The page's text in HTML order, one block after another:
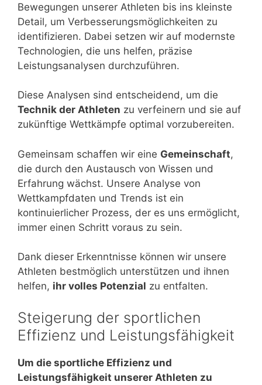
Bewegungen unserer Athleten bis ins kleinste
Detail, um Verbesserungsmöglichkeiten zu
identifizieren. Dabei setzen wir auf modernste
Technologien, die uns helfen, präzise
Leistungsanalysen durchzuführen.
Diese Analysen sind entscheidend, um die
Technik der Athleten zu verfeinern und sie auf
zukünftige Wettkämpfe optimal vorzubereiten.
Gemeinsam schaffen wir eine Gemeinschaft,
die durch den Austausch von Wissen und
Erfahrung wächst. Unsere Analyse von
Wettkampfdaten und Trends ist ein
kontinuierlicher Prozess, der es uns ermöglicht,
immer einen Schritt voraus zu sein.
Dank dieser Erkenntnisse können wir unsere
Athleten bestmöglich unterstützen und ihnen
helfen, ihr volles Potenzial zu entfalten.
Steigerung der sportlichen
Effizienz und Leistungsfähigkeit
Um die sportliche Effizienz und
Leistungsfähigkeit unserer Athleten zu